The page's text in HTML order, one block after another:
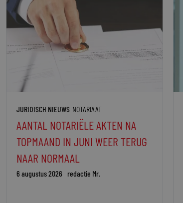
JURIDISCH NIEUWS NOTARIAAT
AANTAL NOTARIËLE AKTEN NA
TOPMAAND IN JUNI WEER TERUG
NAAR NORMAAL
6 augustus 2026 redactie Mr.